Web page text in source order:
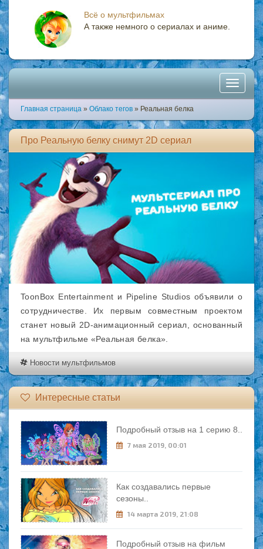
Всё о мультфильмах
А также немного о сериалах и аниме.
Toggle
Главная страница » Облако тегов » Реальная белка
Про Реальную белку снимут 2D сериал
ToonBox Entertainment и Pipeline Studios объявили о
сотрудничестве. Их первым совместным проектом
станет новый 2D-анимационный сериал, основанный
на мультфильме «Реальная белка».
Новости мультфильмов
Интересные статьи
Подробный отзыв на 1 серию 8..
7 мая 2019, 00:01
Как создавались первые
сезоны..
14 марта 2019, 21:08
Подробный отзыв на фильм